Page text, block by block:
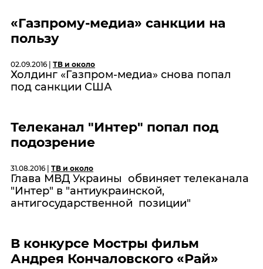
«Газпрому-медиа» санкции на
пользу
02.09.2016 | ТВ и около
Холдинг «Газпром-медиа» снова попал
под санкции США
Телеканал "Интер" попал под
подозрение
31.08.2016 | ТВ и около
Глава МВД Украины обвиняет телеканала
"Интер" в "антиукраинской,
антигосударственной позиции"
В конкурсе Мостры фильм
Андрея Кончаловского «Рай»